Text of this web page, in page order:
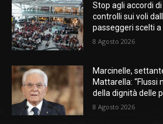
Stop agli accordi
controlli sui voli
passeggeri scelti a
8 Agosto 2026
Marcinelle,
Mattarella:
della dignità delle
8 Agosto 2026